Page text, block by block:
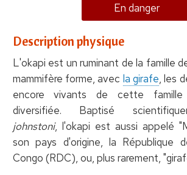
En danger
Description physique
L'okapi est un ruminant de la famille
mammifère forme, avec la girafe, les
encore vivants de cette
diversifiée. Baptisé
johnstoni, l'okapi est aussi appelé
son pays d'origine, la République
Congo (RDC), ou, plus rarement,